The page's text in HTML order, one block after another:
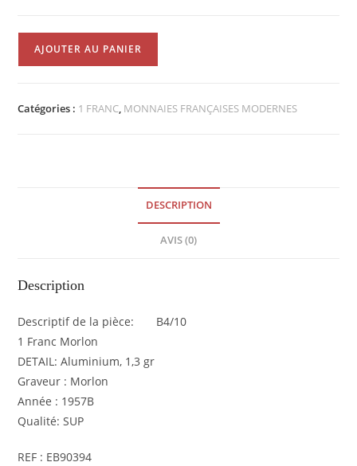
Franc
AJOUTER AU PANIER
Catégories : 1 FRANC, MONNAIES FRANÇAISES MODERNES
DESCRIPTION
AVIS (0)
Description
Descriptif de la pièce: B4/10
1 Franc Morlon
DETAIL: Aluminium, 1,3 gr
Graveur : Morlon
Année : 1957B
Qualité: SUP
REF : EB90394